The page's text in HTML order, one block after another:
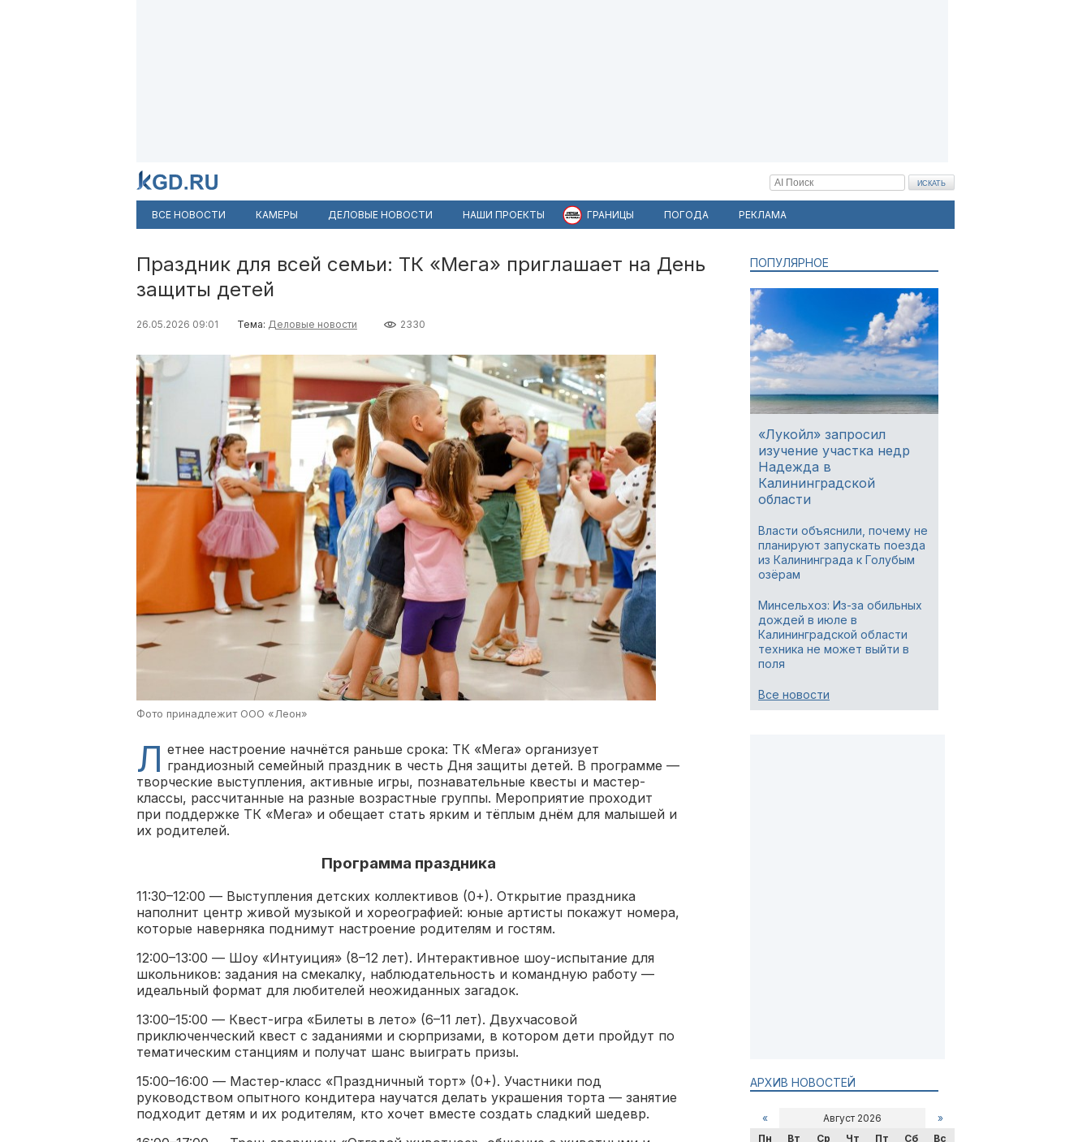
ВСЕ НОВОСТИ КАМЕРЫ ДЕЛОВЫЕ НОВОСТИ НАШИ ПРОЕКТЫ ГРАНИЦЫ ПОГОДА РЕКЛАМА
Праздник для всей семьи: ТК «Мега» приглашает на День
защиты детей
26.05.2026 09:01 Тема: Деловые новости 2330
Фото принадлежит ООО «Леон»
Л етнее настроение начнётся раньше срока: ТК «Мега» организует
грандиозный семейный праздник в честь Дня защиты детей. В программе —
творческие выступления, активные игры, познавательные квесты и мастер-
классы, рассчитанные на разные возрастные группы. Мероприятие проходит
при поддержке ТК «Мега» и обещает стать ярким и тёплым днём для малышей и
их родителей.
Программа праздника
11:30–12:00 — Выступления детских коллективов (0+). Открытие праздника
наполнит центр живой музыкой и хореографией: юные артисты покажут номера,
которые наверняка поднимут настроение родителям и гостям.
12:00–13:00 — Шоу «Интуиция» (8–12 лет). Интерактивное шоу-испытание для
школьников: задания на смекалку, наблюдательность и командную работу —
идеальный формат для любителей неожиданных загадок.
13:00–15:00 — Квест-игра «Билеты в лето» (6–11 лет). Двухчасовой
приключенческий квест с заданиями и сюрпризами, в котором дети пройдут по
тематическим станциям и получат шанс выиграть призы.
15:00–16:00 — Мастер-класс «Праздничный торт» (0+). Участники под
руководством опытного кондитера научатся делать украшения торта — занятие
подходит детям и их родителям, кто хочет вместе создать сладкий шедевр.
ПОПУЛЯРНОЕ
«Лукойл» запросил
изучение участка недр
Надежда в
Калининградской
области
Власти объяснили, почему не
планируют запускать поезда
из Калининграда к Голубым
озёрам
Минсельхоз: Из-за обильных
дождей в июле в
Калининградской области
техника не может выйти в
поля
Все новости
АРХИВ НОВОСТЕЙ
« Август 2026
»
Пн
Вт Ср Чт Пт Сб
Вс